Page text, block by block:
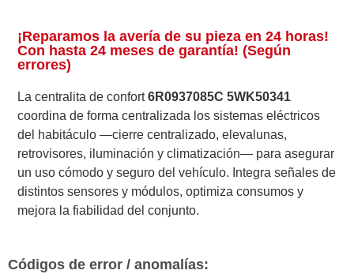
¡Reparamos la avería de su pieza en 24 horas!
Con hasta 24 meses de garantía! (Según
errores)
La centralita de confort6R0937085C 5WK50341
coordina de forma centralizada los sistemas eléctricos
del habitáculo —cierre centralizado, elevalunas,
retrovisores, iluminación y climatización— para asegurar
un uso cómodo y seguro del vehículo. Integra señales de
distintos sensores y módulos, optimiza consumos y
mejora la fiabilidad del conjunto.
Códigos de error / anomalías: